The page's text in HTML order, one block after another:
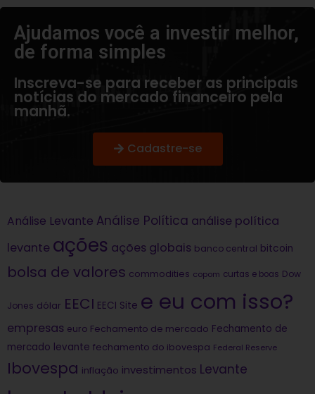
Ajudamos você a investir melhor,
de forma simples​
Inscreva-se para receber as principais
notícias do mercado financeiro pela
manhã.
Cadastre-se
Análise Levante Análise Política análise política
levante ações ações globais banco central bitcoin
bolsa de valores commodities copom curtas e boas Dow
Jones dólar EECI EECI Site e eu com isso?
empresas euro Fechamento de mercado Fechamento de
mercado levante fechamento do ibovespa Federal Reserve
Ibovespa inflação investimentos Levante